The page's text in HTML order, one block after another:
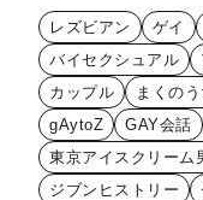
レズビアン ゲイ
バイセクシュアル
カップル
まくの
gAytoZ
GAY会話
東京アイスクリーム
ジブンヒストリー